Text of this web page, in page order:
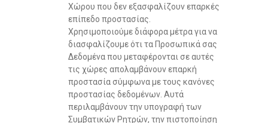
Χώρου που δεν εξασφαλίζουν επαρκές
επίπεδο προστασίας.
Χρησιμοποιούμε διάφορα μέτρα για να
διασφαλίζουμε ότι τα Προσωπικά σας
Δεδομένα που μεταφέρονται σε αυτές
τις χώρες απολαμβάνουν επαρκή
προστασία σύμφωνα με τους κανόνες
προστασίας δεδομένων. Αυτά
περιλαμβάνουν την υπογραφή των
Συμβατικών Ρητρών, την πιστοποίηση